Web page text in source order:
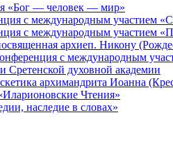
«Бог — человек — мир»
с международным участием
с международным участием
архиеп. Никону
с международным
Сретенской духовной академии
архимандрита Иоанна
Чтения»
наследие в словах»